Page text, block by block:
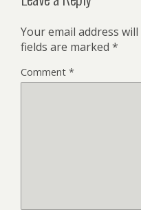
Your email address
fields are marked *
Comment *